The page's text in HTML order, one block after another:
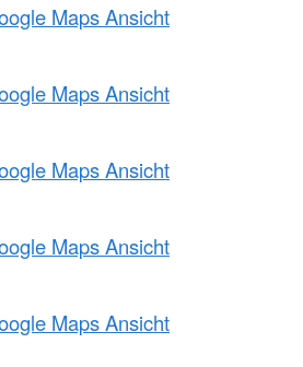
Maps Ansicht
Maps Ansicht
Maps Ansicht
Maps Ansicht
Maps Ansicht